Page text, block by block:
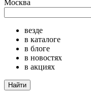
Москва
везде
в каталоге
в блоге
в новостях
в акциях
Найти